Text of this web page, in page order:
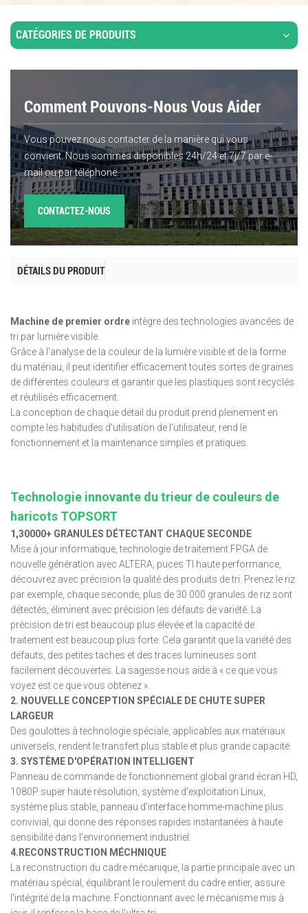
CATÉGORIES DE PRODUITS
Comment Pouvons-Nous Vous Aider
Vous pouvez nous contacter de la manière qui vous
convient. Nous sommes disponibles 24h/24 et 7j/7 par e-
mail ou par téléphone.
CONTACTEZ-NOUS
DÉTAILS DU PRODUIT
Machine de premier ordre intègre des technologies avancées de
tri par lumière visible.
Grâce à l'analyse de la couleur de la lumière visible et de la forme
du matériau, il peut identifier efficacement toutes sortes de graines
de différentes couleurs et garantir que les plastiques sont recyclés
et réutilisés efficacement.
La conception de chaque détail du produit prend pleinement en
compte les habitudes d'utilisation de l'utilisateur, rend le
fonctionnement et la maintenance simples et pratiques.
Technologie innovante du trieur de couleurs de
haricots TOPSORT
1,30000+ GRANULES DÉTECTANT CHAQUE SECONDE
Mise à jour informatique, technologie de traitement FPGA de
nouvelle génération avec ALTERA, puces TI haute performance,
découvrez avec précision la qualité des produits de tri. Prenez le riz
par exemple, chaque seconde, plus de 30 000 granules de riz sont
détectés, éliminent avec précision les défauts de variété. La
précision de tri est beaucoup plus élevée et la capacité de
traitement est beaucoup plus forte. Cela garantit que la variété des
défauts, des petites taches et des traces lumineuses sont
facilement découvertes. La sagesse nous aide à « ce que vous
voyez est ce que vous obtenez ».
2. NOUVELLE CONCEPTION SPÉCIALE DE CHUTE SUPER
LARGEUR
Des goulottes à technologie spéciale, applicables aux matériaux
universels, rendent le transfert plus stable et plus grande capacité.
3. SYSTÈME D'OPÉRATION INTELLIGENT
Panneau de commande de fonctionnement global grand écran HD,
1080P super haute résolution, système d'exploitation Linux,
système plus stable, panneau d'interface homme-machine plus
convivial, qui donne des réponses rapides instantanées à haute
sensibilité dans l'environnement industriel.
4.RECONSTRUCTION MÉCHNIQUE
La reconstruction du cadre mécanique, la partie principale avec un
matériau spécial, équilibrant le roulement du cadre entier, assure
l'intégrité de la machine. Fonctionnant avec le mécanisme mis à